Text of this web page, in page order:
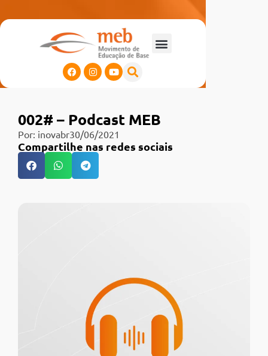
002# – Podcast MEB
Por: inovabr30/06/2021
Compartilhe nas redes sociais